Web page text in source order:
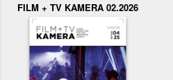
FILM + TV KAMERA 02.2026